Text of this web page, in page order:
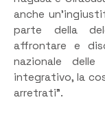
anche
parte della
affrontare e
nazionale
integrativo, la
arretrati”.